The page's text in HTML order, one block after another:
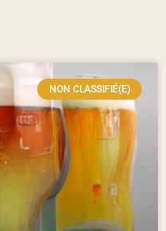
NON CLASSIFIÉ(E)